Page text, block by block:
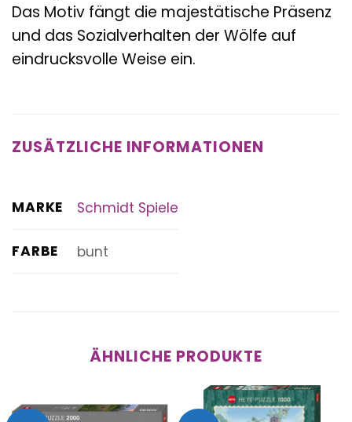
Das Motiv fängt die majestätische Präsenz
und das Sozialverhalten der Wölfe auf
eindrucksvolle Weise ein.
ZUSÄTZLICHE INFORMATIONEN
MARKE Schmidt Spiele
FARBE bunt
ÄHNLICHE PRODUKTE